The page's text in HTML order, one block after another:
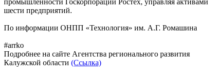
шести предприятий.
По информации ОНПП «Технология» им. А.Г. Ромашина
#arrko
Подробнее на сайте Агентства регионального развития
Калужской области (Ссылка)